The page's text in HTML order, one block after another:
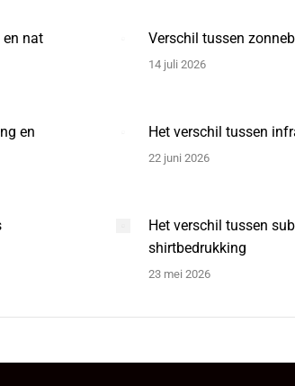
en nat
Verschil tussen
14 juli 2026
en
Het verschil tussen
22 juni 2026
Het verschil tussen
shirtbedrukking
23 mei 2026